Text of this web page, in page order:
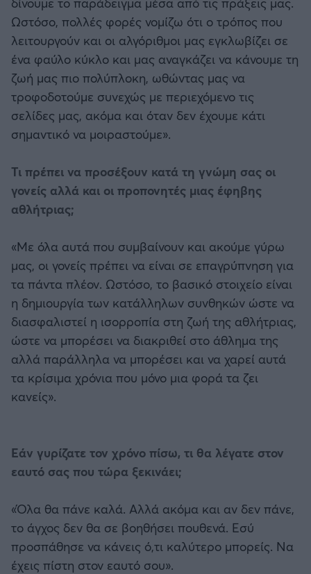
Ωστόσο, πολλές φορές νομίζω ότι ο τρόπος που
λειτουργούν και οι αλγόριθμοι μας εγκλωβίζει σε
ένα φαύλο κύκλο και μας αναγκάζει να κάνουμε τη
ζωή μας πιο πολύπλοκη, ωθώντας μας να
τροφοδοτούμε συνεχώς με περιεχόμενο τις
σελίδες μας, ακόμα και όταν δεν έχουμε κάτι
σημαντικό να μοιραστούμε».
Τι πρέπει να προσέξουν κατά τη γνώμη σας οι
γονείς αλλά και οι προπονητές μιας έφηβης
αθλήτριας;
«Με όλα αυτά που συμβαίνουν και ακούμε γύρω
μας, οι γονείς πρέπει να είναι σε επαγρύπνηση για
τα πάντα πλέον. Ωστόσο, το βασικό στοιχείο είναι
η δημιουργία των κατάλληλων συνθηκών ώστε να
διασφαλιστεί η ισορροπία στη ζωή της αθλήτριας,
ώστε να μπορέσει να διακριθεί στο άθλημα της
αλλά παράλληλα να μπορέσει και να χαρεί αυτά
τα κρίσιμα χρόνια που μόνο μια φορά τα ζει
κανείς».
Εάν γυρίζατε τον χρόνο πίσω, τι θα λέγατε στον
εαυτό σας που τώρα ξεκινάει;
«Όλα θα πάνε καλά. Αλλά ακόμα και αν δεν πάνε,
το άγχος δεν θα σε βοηθήσει πουθενά. Εσύ
προσπάθησε να κάνεις ό,τι καλύτερο μπορείς. Να
έχεις πίστη στον εαυτό σου».